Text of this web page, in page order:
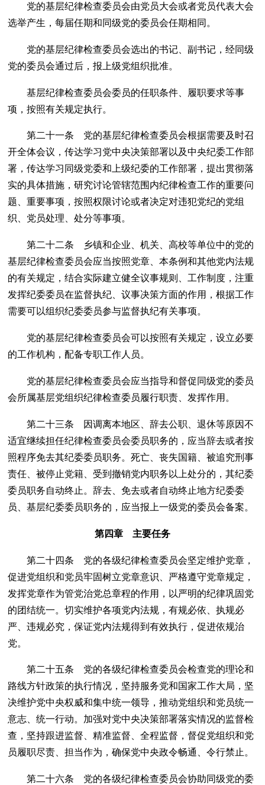
党的基层纪律检查委员会由党员大会或者党员代表大会
选举产生，每届任期和同级党的委员会任期相同。
党的基层纪律检查委员会选出的书记、副书记，经同级
党的委员会通过后，报上级党组织批准。
基层纪律检查委员会委员的任职条件、履职要求等事
项，按照有关规定执行。
第二十一条 党的基层纪律检查委员会根据需要及时召
开全体会议，传达学习党中央决策部署以及中央纪委工作部
署，传达学习同级党委和上级纪委的工作部署，提出贯彻落
实的具体措施，研究讨论管辖范围内纪律检查工作的重要问
题、重要事项，按照权限讨论或者决定对违犯党纪的党组
织、党员处理、处分等事项。
第二十二条 乡镇和企业、机关、高校等单位中的党的
基层纪律检查委员会应当按照党章、本条例和其他党内法规
的有关规定，结合实际建立健全议事规则、工作制度，注重
发挥纪委委员在监督执纪、议事决策方面的作用，根据工作
需要可以组织纪委委员参与监督执纪有关事项。
党的基层纪律检查委员会可以按照有关规定，设立必要
的工作机构，配备专职工作人员。
党的基层纪律检查委员会应当指导和督促同级党的委员
会所属基层党组织纪律检查委员履行职责、发挥作用。
第二十三条 因调离本地区、辞去公职、退休等原因不
适宜继续担任纪律检查委员会委员职务的，应当辞去或者按
照程序免去其纪委委员职务。死亡、丧失国籍、被追究刑事
责任、被停止党籍、受到撤销党内职务以上处分的，其纪委
委员职务自动终止。辞去、免去或者自动终止地方纪委委
员、基层纪委委员职务的，应当报上一级党的委员会备案。
第四章 主要任务
第二十四条 党的各级纪律检查委员会坚定维护党章，
促进党组织和党员牢固树立党章意识、严格遵守党章规定，
发挥党章作为管党治党总章程的作用，以严明的纪律巩固党
的团结统一。切实维护各项党内法规，有规必依、执规必
严、违规必究，保证党内法规得到有效执行，促进依规治
党。
第二十五条 党的各级纪律检查委员会检查党的理论和
路线方针政策的执行情况，坚持服务党和国家工作大局，坚
决维护党中央权威和集中统一领导，推动党组织和党员统一
意志、统一行动。加强对党中央决策部署落实情况的监督检
查，坚持跟进监督、精准监督、全程监督，督促党组织和党
员履职尽责、担当作为，确保党中央政令畅通、令行禁止。
第二十六条 党的各级纪律检查委员会协助同级党的委